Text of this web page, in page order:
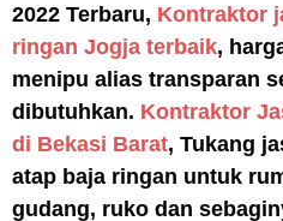
2022 Terbaru, Kontraktor
ringan Jogja terbaik,
menipu alias transparan
dibutuhkan. Kontraktor
di Bekasi Barat, Tukang
atap baja ringan untuk
gudang, ruko dan